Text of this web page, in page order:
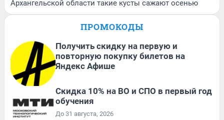
Архангельской области такие кусты сажают осенью
ПРОМОКОДЫ
Получить скидку на первую и
повторную покупку билетов на
Яндекс Афише
Скидка 10% на ВО и СПО в первый год
обучения
До 31 августа, 2026